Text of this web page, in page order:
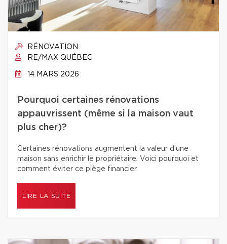
RÉNOVATION
RE/MAX QUÉBEC
14 MARS 2026
Pourquoi certaines rénovations
appauvrissent (même si la maison vaut
plus cher)?
Certaines rénovations augmentent la valeur d’une
maison sans enrichir le propriétaire. Voici pourquoi et
comment éviter ce piège financier.
LIRE LA SUITE